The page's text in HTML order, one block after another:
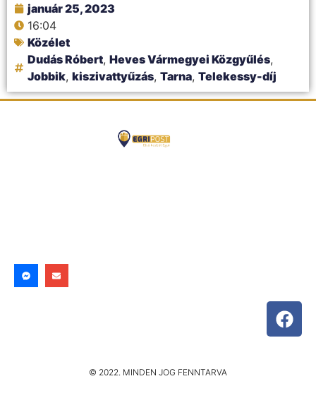
január 25, 2023
16:04
Közélet
Dudás Róbert, Heves Vármegyei Közgyűlés,
Jobbik, kiszivattyűzás, Tarna, Telekessy-díj
© 2022. MINDEN JOG FENNTARVA